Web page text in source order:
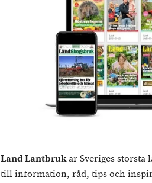
Land Lantbrukär Sveriges
till information, råd, tips och